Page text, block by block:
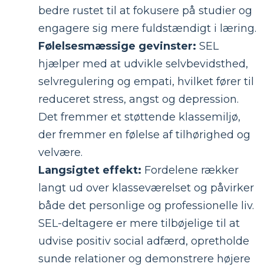
bedre rustet til at fokusere på studier og
engagere sig mere fuldstændigt i læring.
Følelsesmæssige gevinster: SEL
hjælper med at udvikle selvbevidsthed,
selvregulering og empati, hvilket fører til
reduceret stress, angst og depression.
Det fremmer et støttende klassemiljø,
der fremmer en følelse af tilhørighed og
velvære.
Langsigtet effekt: Fordelene rækker
langt ud over klasseværelset og påvirker
både det personlige og professionelle liv.
SEL-deltagere er mere tilbøjelige til at
udvise positiv social adfærd, opretholde
sunde relationer og demonstrere højere